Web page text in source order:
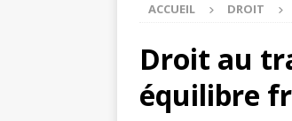
[
[
ACCUEIL DROIT
Droit au
équilibre